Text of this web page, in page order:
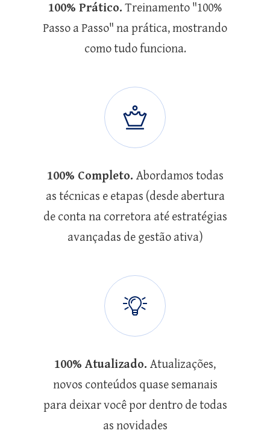
100% Prático. Treinamento "100%
Passo a Passo" na prática, mostrando
como tudo funciona.
100% Completo. Abordamos todas
as técnicas e etapas (desde abertura
de conta na corretora até estratégias
avançadas de gestão ativa)
100% Atualizado. Atualizações,
novos conteúdos quase semanais
para deixar você por dentro de todas
as novidades